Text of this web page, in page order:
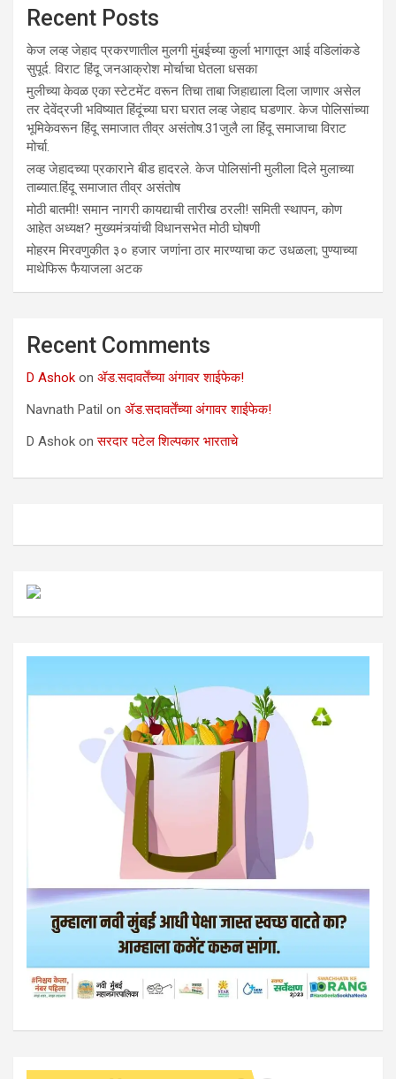
Recent Posts
केज लव्ह जेहाद प्रकरणातील मुलगी मुंबईच्या कुर्ला भागातून आई वडिलांकडे
सुपूर्द. विराट हिंदू जनआक्रोश मोर्चाचा घेतला धसका
मुलीच्या केवळ एका स्टेटमेंट वरून तिचा ताबा जिहाद्याला दिला जाणार असेल
तर देवेंद्रजी भविष्यात हिंदूंच्या घरा घरात लव्ह जेहाद घडणार. केज पोलिसांच्या
भूमिकेवरून हिंदू समाजात तीव्र असंतोष.31जुलै ला हिंदू समाजाचा विराट
मोर्चा.
लव्ह जेहादच्या प्रकाराने बीड हादरले. केज पोलिसांनी मुलीला दिले मुलाच्या
ताब्यात.हिंदू समाजात तीव्र असंतोष
मोठी बातमी! समान नागरी कायद्याची तारीख ठरली! समिती स्थापन, कोण
आहेत अध्यक्ष? मुख्यमंत्र्यांची विधानसभेत मोठी घोषणी
मोहरम मिरवणुकीत ३० हजार जणांना ठार मारण्‍याचा कट उधळला; पुण्‍याच्‍या
माथेफिरू फैयाजला अटक
Recent Comments
D Ashok on ॲड.सदावर्तेंच्या अंगावर शाईफेक!
Navnath Patil on ॲड.सदावर्तेंच्या अंगावर शाईफेक!
D Ashok onसरदार पटेल शिल्पकार भारताचे